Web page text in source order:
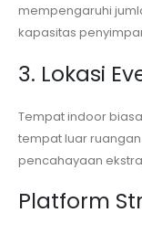
mempengaruhi
kapasitas
3. Lokasi
Tempat indoor
tempat luar
pencahayaan
Platform